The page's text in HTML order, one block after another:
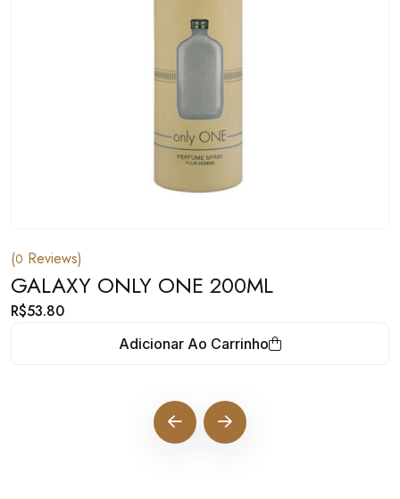
(0 Reviews)
GALAXY ONLY ONE 200ML
R$53.80
Adicionar Ao Carrinho